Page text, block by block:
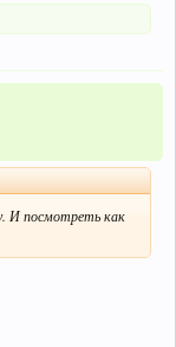
И посмотреть как